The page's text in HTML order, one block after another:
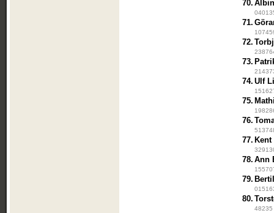
70.
71.
72.
73.
74. Ulf
75.
76.
77.
78. Ann
79.
80.
48235